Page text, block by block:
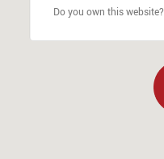
Do you own this website?